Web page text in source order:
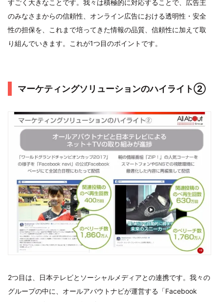
すごく大きなことです。我々は積極的に対応することで、広告主
のみなさまからの信頼性、オンライン広告における透明性・安全
性の担保を、これまで培ってきた情報の品質、信頼性に加えて取
り組んでいきます。これが1つ目のポイントです。
マーケティングソリューションのハイライト②
2つ目は、日本テレビとソーシャルメディアとの連携です。我々の
グループの中に、オールアバウトナビが運営する「Facebook